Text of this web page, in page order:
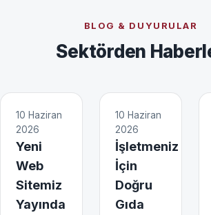
BLOG & DUYURULAR
Sektörden
10 Haziran
2026
Yeni
Web
Sitemiz
Yayında
10 Haziran
2026
İşletmeniz
İçin
Doğru
Gıda